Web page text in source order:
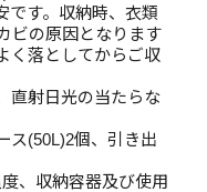
です。収納時、衣類
ビの原因となります
く落としてからご収
直射日光の当たらな
ス(50L)2個、引き出
、収納容器及び使用